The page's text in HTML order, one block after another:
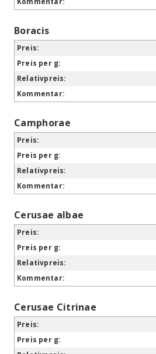
Boracis
Camphorae
Cerusae albae
Cerusae Citrinae